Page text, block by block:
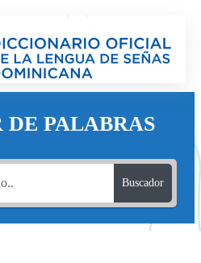
DE PALABRAS
Buscador